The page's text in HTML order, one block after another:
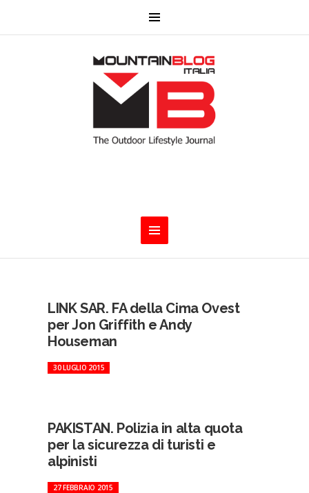
LINK SAR. FA della Cima Ovest
per Jon Griffith e Andy
Houseman
30 LUGLIO 2015
PAKISTAN. Polizia in alta quota
per la sicurezza di turisti e
alpinisti
27 FEBBRAIO 2015